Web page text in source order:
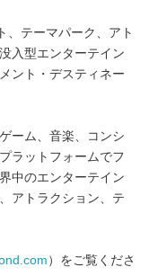
、テーマパーク、アト
入型エンターテイン
ント・デスティネー
ーム、音楽、コンシ
ラットフォームでフ
中のエンターテイン
アトラクション、テ
）をご覧くださ